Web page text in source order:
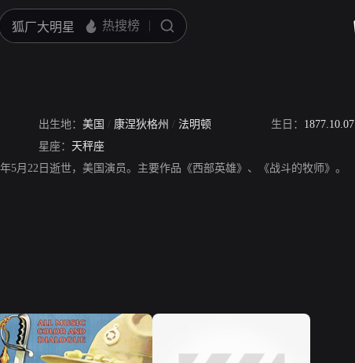
出生地： 美国 / 康涅狄格州 / 法明顿 生日： 1877.10.07
星座： 天秤座
5月22日逝世，美国演员。主要作品《西部英雄》、《战斗的牧师》。